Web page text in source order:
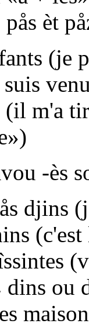
pås èt
(je
suis
(il m'a
-ès
ås djins
dins ou